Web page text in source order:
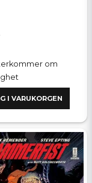
om
I VARUKORGEN